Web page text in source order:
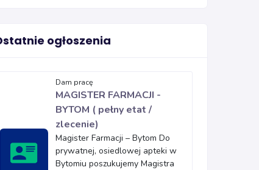
ogłoszenia
Dam pracę
MAGISTER FARMACJI -
BYTOM ( pełny etat /
zlecenie)
Magister Farmacji – Bytom Do
prywatnej, osiedlowej apteki w
Bytomiu poszukujemy Magistra